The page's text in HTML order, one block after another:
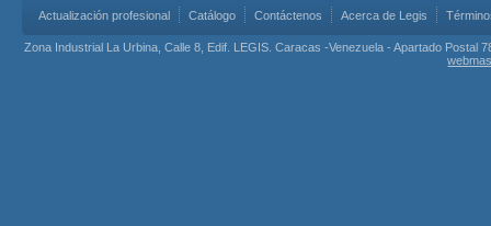
Actualización profesional Catálogo Contáctenos Acerca de Legis
Zona Industrial La Urbina, Calle 8, Edif. LEGIS. Caracas -Venezuela - Apartado